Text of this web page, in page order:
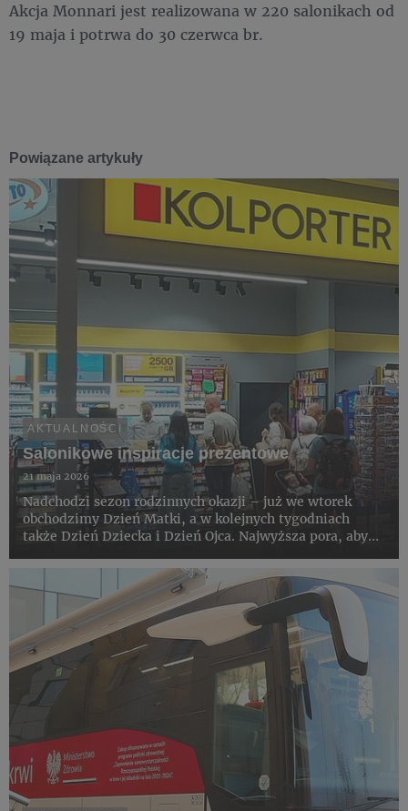
Akcja Monnari jest realizowana w 220 salonikach od
19 maja i potrwa do 30 czerwca br.
Powiązane artykuły
AKTUALNOŚCI
Salonikowe inspiracje prezentowe
21 maja 2026
Nadchodzi sezon rodzinnych okazji – już we wtorek
obchodzimy Dzień Matki, a w kolejnych tygodniach
także Dzień Dziecka i Dzień Ojca. Najwyższa pora, aby
zachęcają klientów poszukujących inspiracji do
zapoznania się z szero...